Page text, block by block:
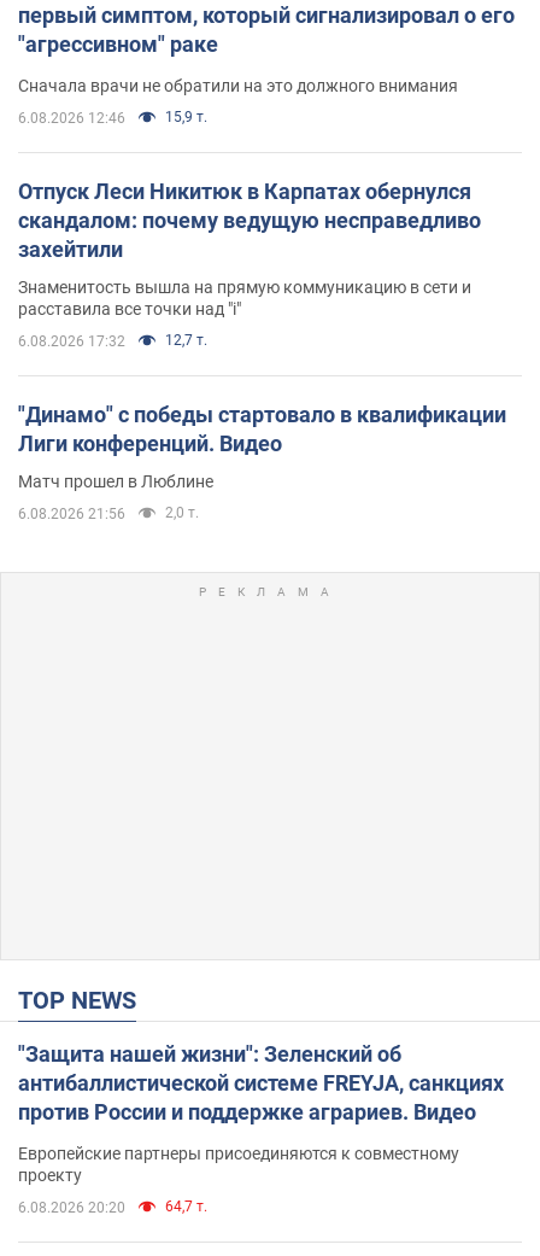
первый симптом, который сигнализировал о его
"агрессивном" раке
Сначала врачи не обратили на это должного внимания
6.08.2026 12:46 15,9 т.
Отпуск Леси Никитюк в Карпатах обернулся
скандалом: почему ведущую несправедливо
захейтили
Знаменитость вышла на прямую коммуникацию в сети и
расставила все точки над "i"
6.08.2026 17:32 12,7 т.
"Динамо" с победы стартовало в квалификации
Лиги конференций. Видео
Матч прошел в Люблине
6.08.2026 21:56 2,0 т.
TOP NEWS
"Защита нашей жизни": Зеленский об
антибаллистической системе FREYJA, санкциях
против России и поддержке аграриев. Видео
Европейские партнеры присоединяются к совместному
проекту
6.08.2026 20:20 64,7 т.